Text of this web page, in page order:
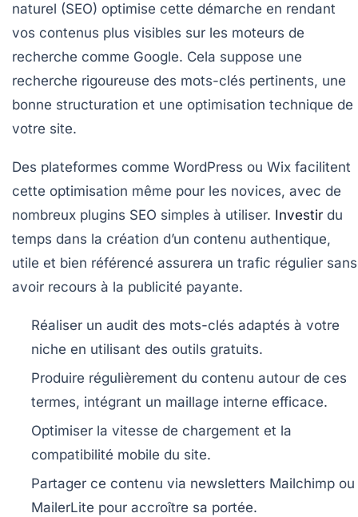
naturel (SEO) optimise cette démarche en rendant
vos contenus plus visibles sur les moteurs de
recherche comme Google. Cela suppose une
recherche rigoureuse des mots-clés pertinents, une
bonne structuration et une optimisation technique de
votre site.
Des plateformes comme WordPress ou Wix facilitent
cette optimisation même pour les novices, avec de
nombreux plugins SEO simples à utiliser. Investir du
temps dans la création d’un contenu authentique,
utile et bien référencé assurera un trafic régulier sans
avoir recours à la publicité payante.
Réaliser un audit des mots-clés adaptés à votre
niche en utilisant des outils gratuits.
Produire régulièrement du contenu autour de ces
termes, intégrant un maillage interne efficace.
Optimiser la vitesse de chargement et la
compatibilité mobile du site.
Partager ce contenu via newsletters Mailchimp ou
MailerLite pour accroître sa portée.